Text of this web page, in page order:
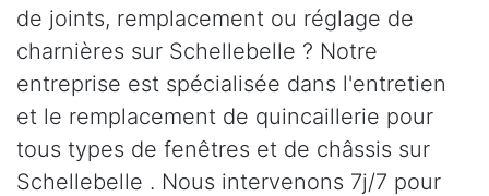
de joints, remplacement ou réglage de
charnières sur Schellebelle ? Notre
entreprise est spécialisée dans l'entretien
et le remplacement de quincaillerie pour
tous types de fenêtres et de châssis sur
Schellebelle . Nous intervenons 7j/7 pour